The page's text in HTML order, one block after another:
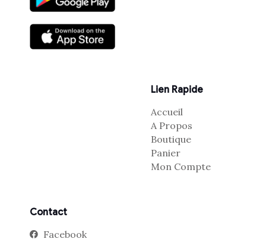
Lien Rapide
Accueil
A Propos
Boutique
Panier
Mon Compte
Contact
Facebook